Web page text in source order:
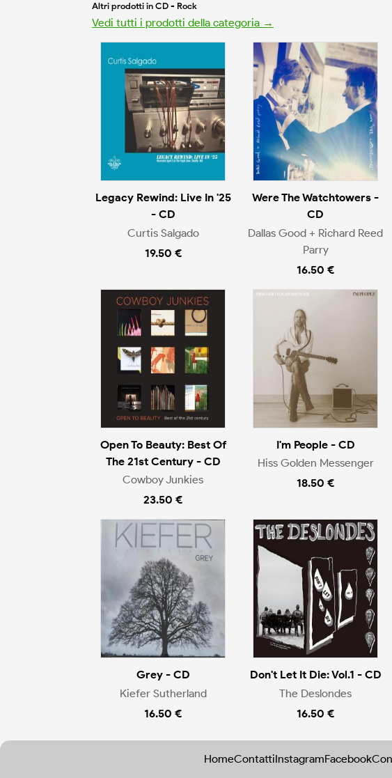
Altri prodotti in CD - Rock
Vedi tutti i prodotti della categoria →
Legacy Rewind: Live In '25
- CD
Curtis Salgado
19.50 €
Were The Watchtowers -
CD
Dallas Good + Richard Reed
Parry
16.50 €
Open To Beauty: Best Of
The 21st Century - CD
Cowboy Junkies
23.50 €
I'm People - CD
Hiss Golden Messenger
18.50 €
Grey - CD
Kiefer Sutherland
16.50 €
Don't Let It Die: Vol.1 - CD
The Deslondes
16.50 €
HomeContattiInstagramFacebook